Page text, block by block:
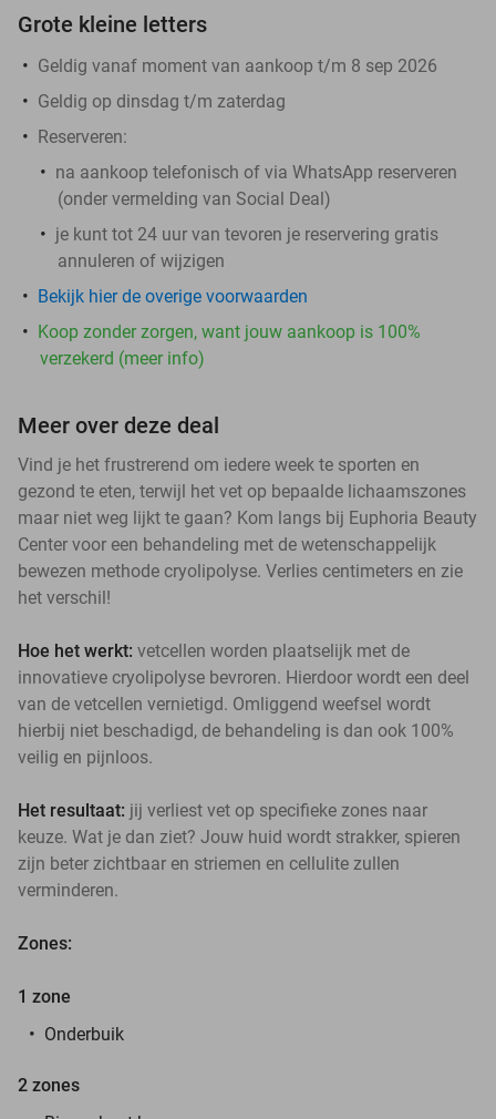
Grote kleine letters
Geldig vanaf moment van aankoop t/m 8 sep 2026
Geldig op dinsdag t/m zaterdag
Reserveren:
na aankoop telefonisch of via WhatsApp reserveren
(onder vermelding van Social Deal)
je kunt tot 24 uur van tevoren je reservering gratis
annuleren of wijzigen
Bekijk hier de overige voorwaarden
Koop zonder zorgen, want jouw aankoop is 100%
verzekerd (meer info)
Meer over deze deal
Vind je het frustrerend om iedere week te sporten en
gezond te eten, terwijl het vet op bepaalde lichaamszones
maar niet weg lijkt te gaan? Kom langs bij Euphoria Beauty
Center voor een behandeling met de wetenschappelijk
bewezen methode cryolipolyse. Verlies centimeters en zie
het verschil!
Hoe het werkt: vetcellen worden plaatselijk met de
innovatieve cryolipolyse bevroren. Hierdoor wordt een deel
van de vetcellen vernietigd. Omliggend weefsel wordt
hierbij niet beschadigd, de behandeling is dan ook 100%
veilig en pijnloos.
Het resultaat: jij verliest vet op specifieke zones naar
keuze. Wat je dan ziet? Jouw huid wordt strakker, spieren
zijn beter zichtbaar en striemen en cellulite zullen
verminderen.
Zones:
1 zone
Onderbuik
2 zones